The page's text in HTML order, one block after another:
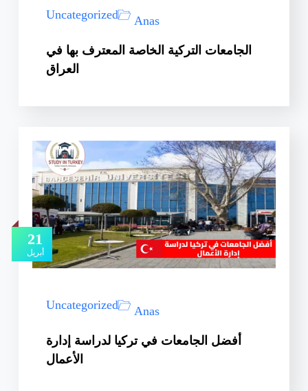
Anas
Uncategorized
الجامعات التركية الخاصة المعترف بها في
العراق
21
أبريل
Anas
Uncategorized
أفضل الجامعات في تركيا لدراسة إدارة
الأعمال